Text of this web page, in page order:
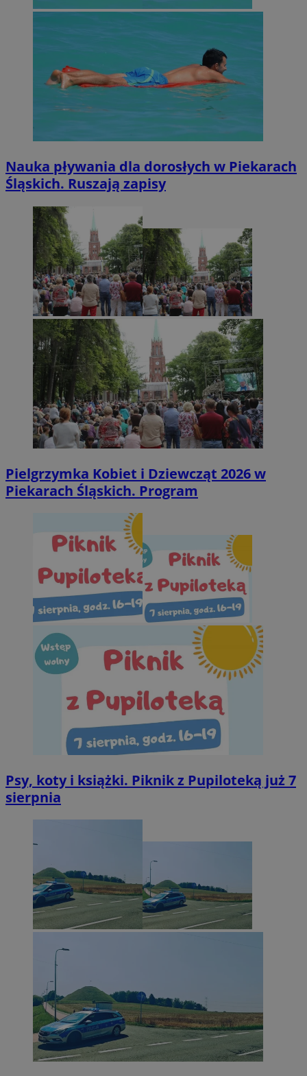
Nauka pływania dla dorosłych w Piekarach
Śląskich. Ruszają zapisy
Pielgrzymka Kobiet i Dziewcząt 2026 w
Piekarach Śląskich. Program
Psy, koty i książki. Piknik z Pupiloteką już 7
sierpnia